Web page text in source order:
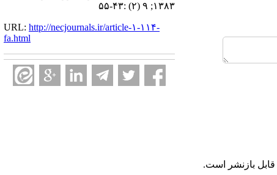
۱۳۸۳; ۹ (۲) :۴۳-۵۵
URL: http://necjournals.ir/article-۱-۱۱۴-
fa.html
قابل بازنشر است.